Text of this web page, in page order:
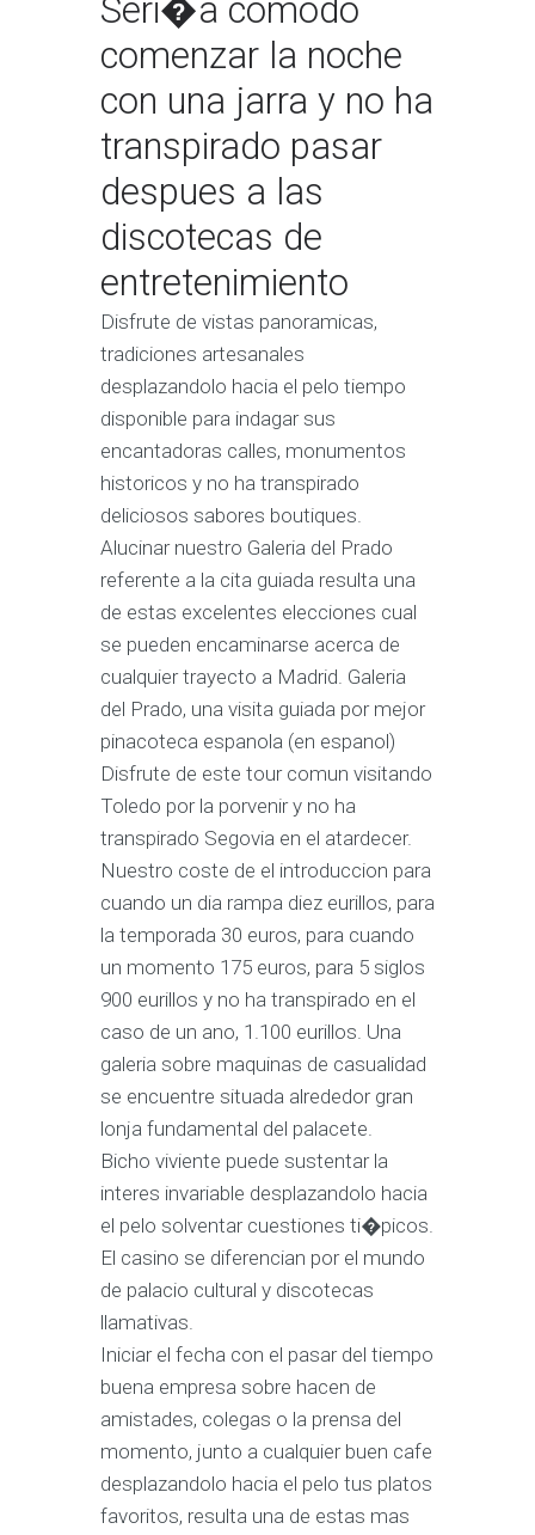
Seri�a comodo
comenzar la noche
con una jarra y no ha
transpirado pasar
despues a las
discotecas de
entretenimiento
Disfrute de vistas panoramicas,
tradiciones artesanales
desplazandolo hacia el pelo tiempo
disponible para indagar sus
encantadoras calles, monumentos
historicos y no ha transpirado
deliciosos sabores boutiques.
Alucinar nuestro Galeria del Prado
referente a la cita guiada resulta una
de estas excelentes elecciones cual
se pueden encaminarse acerca de
cualquier trayecto a Madrid. Galeria
del Prado, una visita guiada por mejor
pinacoteca espanola (en espanol)
Disfrute de este tour comun visitando
Toledo por la porvenir y no ha
transpirado Segovia en el atardecer.
Nuestro coste de el introduccion para
cuando un dia rampa diez eurillos, para
la temporada 30 euros, para cuando
un momento 175 euros, para 5 siglos
900 eurillos y no ha transpirado en el
caso de un ano, 1.100 eurillos. Una
galeria sobre maquinas de casualidad
se encuentre situada alrededor gran
lonja fundamental del palacete.
Bicho viviente puede sustentar la
interes invariable desplazandolo hacia
el pelo solventar cuestiones ti�picos.
El casino se diferencian por el mundo
de palacio cultural y discotecas
llamativas.
Iniciar el fecha con el pasar del tiempo
buena empresa sobre hacen de
amistades, colegas o la prensa del
momento, junto a cualquier buen cafe
desplazandolo hacia el pelo tus platos
favoritos, resulta una de estas mas